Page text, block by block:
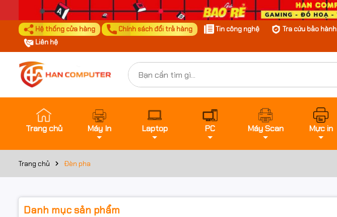
Hệ thống cửa hàng Chính sách đổi trả hàng Tin công nghệ Tra cứu bảo hành
Liên hệ
Trang chủ Máy In Laptop PC Máy Scan Mực in
Trang chủ Đèn pha
Danh mục sản phẩm